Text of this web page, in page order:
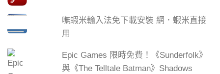
嘸蝦米輸入法免下載安裝 網．蝦米直接
用
Epic Games 限時免費！《Sunderfolk》
與《The Telltale Batman》Shadows